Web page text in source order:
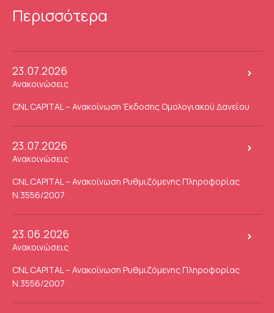
Περισσότερα
23.07.2026
Ανακοινώσεις
CNL CAPITAL – Ανακοίνωση Έκδοσης Ομολογιακού Δανείου
23.07.2026
Ανακοινώσεις
CNL CAPITAL – Ανακοίνωση Ρυθμιζόμενης Πληροφορίας
Ν.3556/2007
23.06.2026
Ανακοινώσεις
CNL CAPITAL – Ανακοίνωση Ρυθμιζόμενης Πληροφορίας
Ν.3556/2007